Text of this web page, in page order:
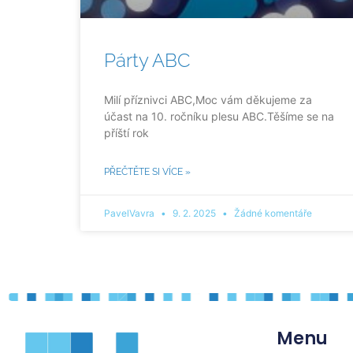
Párty ABC
Milí příznivci ABC,Moc vám děkujeme za
účast na 10. ročníku plesu ABC.Těšíme se na
příští rok
PŘEČTĚTE SI VÍCE »
PavelVavra 9. 2. 2025 Žádné komentáře
Menu